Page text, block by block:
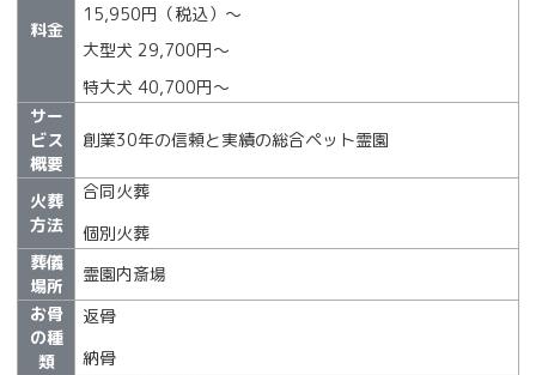
料金
15,950円（税込）〜
大型犬 29,700円〜
特大犬 40,700円〜
サー
ビス
概要
創業30年の信頼と実績の総合ペット霊園
火葬
方法
合同火葬
個別火葬
葬儀
場所
霊園内斎場
お骨
の種
類
返骨
納骨